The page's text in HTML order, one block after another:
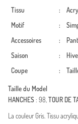
Tissu
:
Motif
:
Accessoires
:
Saison
:
Coupe
:
Taille du Model
HANCHES: 98,TOUR DE
La couleur Gris. Tissu